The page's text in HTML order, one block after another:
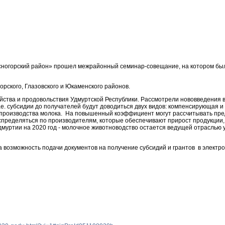
район» прошел межрайонный семинар-совещание, на котором
Глазовского и Юкаменского районов.
и продовольствия Удмуртской Республики. Рассмотрели
субсидии до получателей будут доводиться двух видов:
молока. На повышенный коэффициент могут рассчитывать
по производителям, которые обеспечивают прирост
на 2020 год - молочное животноводство остается ведущей отраслью
подачи документов на получение субсидий и грантов в